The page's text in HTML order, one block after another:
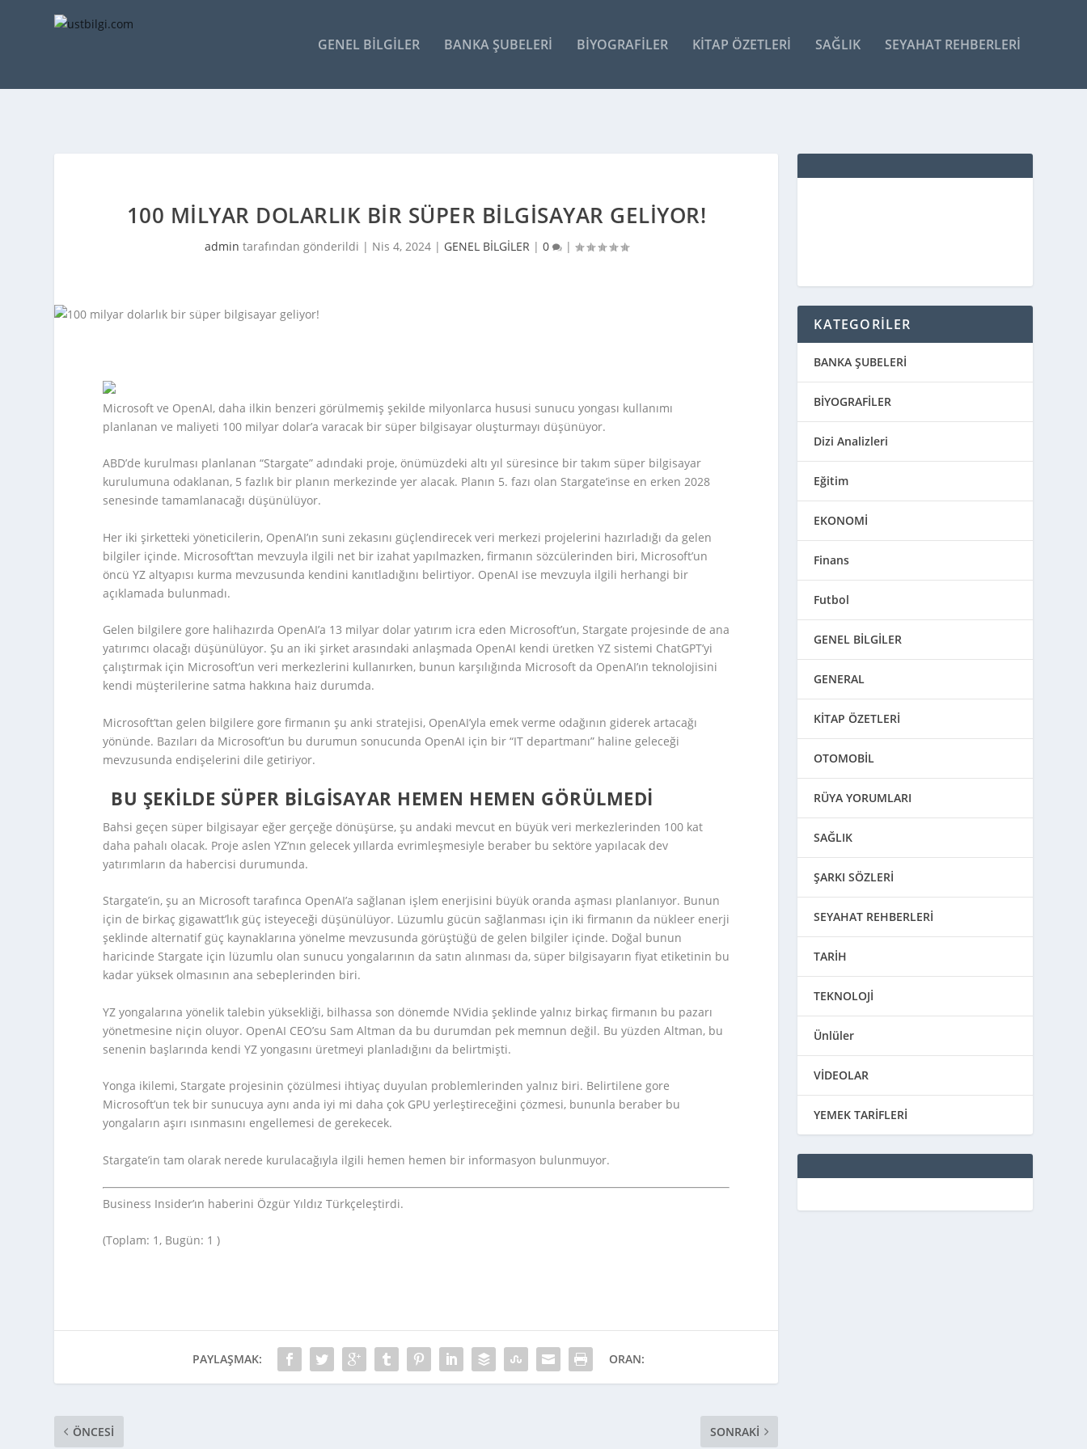
GENEL BILGILER BANKA ŞUBELERI BIYOGRAFILER KITAP ÖZETLERI SAĞLIK SEYAHAT REHBERLERI
100 MILYAR DOLARLIK BIR SÜPER BILGISAYAR GELIYOR!
admin tarafından gönderildi | Nis 4, 2024| GENEL BİLGİLER| 0 |
Microsoft ve OpenAI, daha ilkin benzeri görülmemiş şekilde milyonlarca hususi sunucu yongası kullanımı
planlanan ve maliyeti 100 milyar dolar’a varacak bir süper bilgisayar oluşturmayı düşünüyor.
ABD’de kurulması planlanan “Stargate” adındaki proje, önümüzdeki altı yıl süresince bir takım süper bilgisayar
kurulumuna odaklanan, 5 fazlık bir planın merkezinde yer alacak. Planın 5. fazı olan Stargate’inse en erken 2028
senesinde tamamlanacağı düşünülüyor.
Her iki şirketteki yöneticilerin, OpenAI’ın suni zekasını güçlendirecek veri merkezi projelerini hazırladığı da gelen
bilgiler içinde. Microsoft’tan mevzuyla ilgili net bir izahat yapılmazken, firmanın sözcülerinden biri, Microsoft’un
öncü YZ altyapısı kurma mevzusunda kendini kanıtladığını belirtiyor. OpenAI ise mevzuyla ilgili herhangi bir
açıklamada bulunmadı.
Gelen bilgilere gore halihazırda OpenAI’a 13 milyar dolar yatırım icra eden Microsoft’un, Stargate projesinde de ana
yatırımcı olacağı düşünülüyor. Şu an iki şirket arasındaki anlaşmada OpenAI kendi üretken YZ sistemi ChatGPT’yi
çalıştırmak için Microsoft’un veri merkezlerini kullanırken, bunun karşılığında Microsoft da OpenAI’ın teknolojisini
kendi müşterilerine satma hakkına haiz durumda.
Microsoft’tan gelen bilgilere gore firmanın şu anki stratejisi, OpenAI’yla emek verme odağının giderek artacağı
yönünde. Bazıları da Microsoft’un bu durumun sonucunda OpenAI için bir “IT departmanı” haline geleceği
mevzusunda endişelerini dile getiriyor.
BU ŞEKILDE SÜPER BILGISAYAR HEMEN HEMEN GÖRÜLMEDI
Bahsi geçen süper bilgisayar eğer gerçeğe dönüşürse, şu andaki mevcut en büyük veri merkezlerinden 100 kat
daha pahalı olacak. Proje aslen YZ’nın gelecek yıllarda evrimleşmesiyle beraber bu sektöre yapılacak dev
yatırımların da habercisi durumunda.
Stargate’in, şu an Microsoft tarafınca OpenAI’a sağlanan işlem enerjisini büyük oranda aşması planlanıyor. Bunun
için de birkaç gigawatt’lık güç isteyeceği düşünülüyor. Lüzumlu gücün sağlanması için iki firmanın da nükleer enerji
şeklinde alternatif güç kaynaklarına yönelme mevzusunda görüştüğü de gelen bilgiler içinde. Doğal bunun
haricinde Stargate için lüzumlu olan sunucu yongalarının da satın alınması da, süper bilgisayarın fiyat etiketinin bu
kadar yüksek olmasının ana sebeplerinden biri.
YZ yongalarına yönelik talebin yüksekliği, bilhassa son dönemde NVidia şeklinde yalnız birkaç firmanın bu pazarı
yönetmesine niçin oluyor. OpenAI CEO’su Sam Altman da bu durumdan pek memnun değil. Bu yüzden Altman, bu
senenin başlarında kendi YZ yongasını üretmeyi planladığını da belirtmişti.
Yonga ikilemi, Stargate projesinin çözülmesi ihtiyaç duyulan problemlerinden yalnız biri. Belirtilene gore
Microsoft’un tek bir sunucuya aynı anda iyi mi daha çok GPU yerleştireceğini çözmesi, bununla beraber bu
yongaların aşırı ısınmasını engellemesi de gerekecek.
Stargate’in tam olarak nerede kurulacağıyla ilgili hemen hemen bir informasyon bulunmuyor.
Business Insider’ın haberini Özgür Yıldız Türkçeleştirdi.
(Toplam: 1, Bugün: 1 )
PAYLAŞMAK: ORAN:
ÖNCESI SONRAKI
KATEGORİLER
BANKA ŞUBELERİ
BİYOGRAFİLER
Dizi Analizleri
Eğitim
EKONOMİ
Finans
Futbol
GENEL BİLGİLER
GENERAL
KİTAP ÖZETLERİ
OTOMOBİL
RÜYA YORUMLARI
SAĞLIK
ŞARKI SÖZLERİ
SEYAHAT REHBERLERİ
TARİH
TEKNOLOJİ
Ünlüler
VİDEOLAR
YEMEK TARİFLERİ